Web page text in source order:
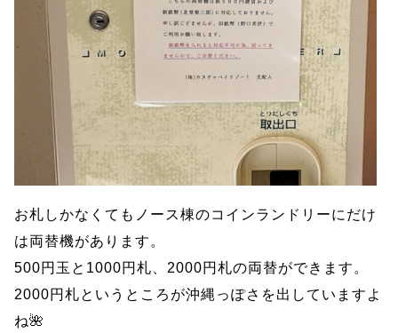
お札しかなくてもノース棟のコインランドリーにだけ
は両替機があります。
500円玉と1000円札、2000円札の両替ができます。
2000円札というところが沖縄っぽさを出していますよ
ね🌺